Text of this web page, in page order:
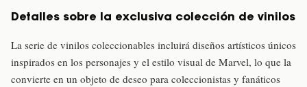
Detalles sobre la exclusiva colección de vinilos
La serie de vinilos coleccionables incluirá diseños artísticos únicos
inspirados en los personajes y el estilo visual de Marvel, lo que la
convierte en un objeto de deseo para coleccionistas y fanáticos